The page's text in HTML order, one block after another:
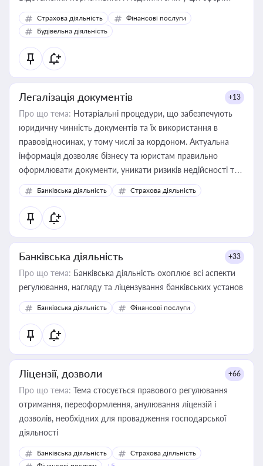
корисне для власника бізнесу, керівника, юриста або
бухгалтера під час оподаткування, приватизації, оренди
державного майна, корпоративних угод і перевірки
статусу суб'єктів оціночної діяльності
Страхова діяльність
Фінансові послуги
Будівельна діяльність
Легалізація документів +13
Про що тема: Нотаріальні процедури, що забезпечують
юридичну чинність документів та їх використання в
правовідносинах, у тому числі за кордоном. Актуальна
інформація дозволяє бізнесу та юристам правильно
оформлювати документи, уникати ризиків недійсності та
забезпечувати їх належне прийняття органами влади та
контрагентами
Банківська діяльність Страхова діяльність
Банківська діяльність +33
Про що тема: Банківська діяльність охоплює всі аспекти
регулювання, нагляду та ліцензування банківських установ
Банківська діяльність Фінансові послуги
Ліцензії, дозволи +66
Про що тема: Тема стосується правового регулювання
отримання, переоформлення, анулювання ліцензій і
дозволів, необхідних для провадження господарської
діяльності
Банківська діяльність
Страхова діяльність